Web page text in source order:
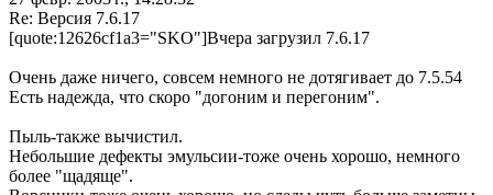
Re: Версия 7.6.17
[quote:12626cf1a3="SKO"]Вчера загрузил 7.6.17
Очень даже ничего, совсем немного не дотягивает до 7.5.54
Есть надежда, что скоро "догоним и перегоним".
Пыль-также вычистил.
Небольшие дефекты эмульсии-тоже очень хорошо, немного
более "щадяще".